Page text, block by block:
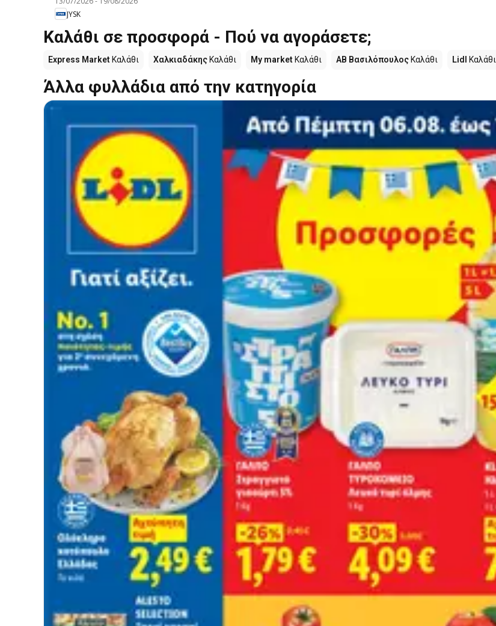
JYSK
Καλάθι σε προσφορά - Πού να αγοράσετε;
Express Market Καλάθι Χαλκιαδάκης Καλάθι My market Καλάθι ΑΒ Βασιλόπουλος Καλάθι Lidl Καλάθι
Άλλα φυλλάδια από την κατηγορία